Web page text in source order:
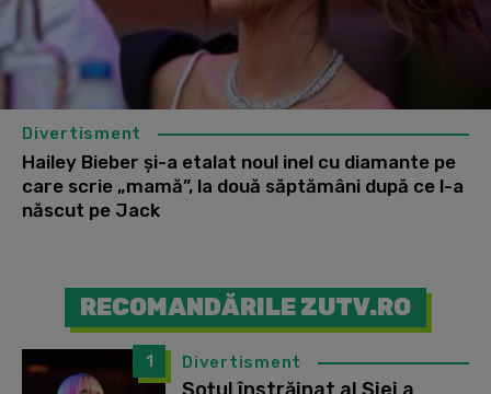
Divertisment
Hailey Bieber și-a etalat noul inel cu diamante pe
care scrie „mamă”, la două săptămâni după ce l-a
născut pe Jack
RECOMANDĂRILE ZUTV.RO
1 Divertisment